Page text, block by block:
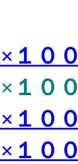
００
００
００
００